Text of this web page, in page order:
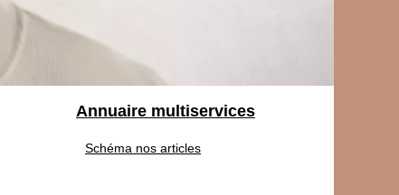
Annuaire multiservices
Schéma nos articles